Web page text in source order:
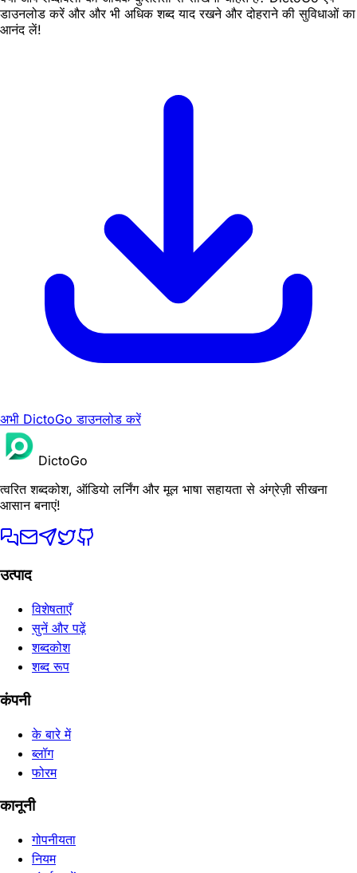
डाउनलोड करें और और भी अधिक शब्द याद रखने और दोहराने की सुविधाओं का
आनंद लें!
अभी DictoGo डाउनलोड करें
DictoGo
त्वरित शब्दकोश, ऑडियो लर्निंग और मूल भाषा सहायता से अंग्रेज़ी सीखना
आसान बनाएं!
उत्पाद
विशेषताएँ
सुनें और पढ़ें
शब्दकोश
शब्द रूप
कंपनी
के बारे में
ब्लॉग
फोरम
कानूनी
गोपनीयता
नियम